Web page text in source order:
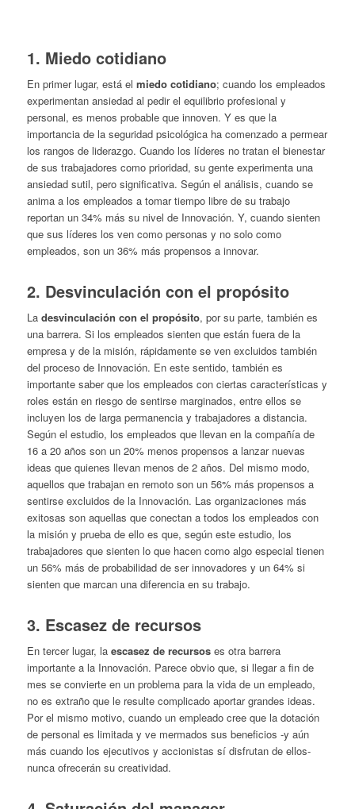
1. Miedo cotidiano
En primer lugar, está el miedo cotidiano; cuando los empleados
experimentan ansiedad al pedir el equilibrio profesional y
personal, es menos probable que innoven. Y es que la
importancia de la seguridad psicológica ha comenzado a permear
los rangos de liderazgo. Cuando los líderes no tratan el bienestar
de sus trabajadores como prioridad, su gente experimenta una
ansiedad sutil, pero significativa. Según el análisis, cuando se
anima a los empleados a tomar tiempo libre de su trabajo
reportan un 34% más su nivel de Innovación. Y, cuando sienten
que sus líderes los ven como personas y no solo como
empleados, son un 36% más propensos a innovar.
2. Desvinculación con el propósito
La desvinculación con el propósito, por su parte, también es
una barrera. Si los empleados sienten que están fuera de la
empresa y de la misión, rápidamente se ven excluidos también
del proceso de Innovación. En este sentido, también es
importante saber que los empleados con ciertas características y
roles están en riesgo de sentirse marginados, entre ellos se
incluyen los de larga permanencia y trabajadores a distancia.
Según el estudio, los empleados que llevan en la compañía de
16 a 20 años son un 20% menos propensos a lanzar nuevas
ideas que quienes llevan menos de 2 años. Del mismo modo,
aquellos que trabajan en remoto son un 56% más propensos a
sentirse excluidos de la Innovación. Las organizaciones más
exitosas son aquellas que conectan a todos los empleados con
la misión y prueba de ello es que, según este estudio, los
trabajadores que sienten lo que hacen como algo especial tienen
un 56% más de probabilidad de ser innovadores y un 64% si
sienten que marcan una diferencia en su trabajo.
3. Escasez de recursos
En tercer lugar, la escasez de recursoses otra barrera
importante a la Innovación. Parece obvio que, si llegar a fin de
mes se convierte en un problema para la vida de un empleado,
no es extraño que le resulte complicado aportar grandes ideas.
Por el mismo motivo, cuando un empleado cree que la dotación
de personal es limitada y ve mermados sus beneficios -y aún
más cuando los ejecutivos y accionistas sí disfrutan de ellos-
nunca ofrecerán su creatividad.